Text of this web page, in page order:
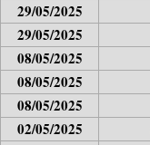
29/05/2025
29/05/2025
08/05/2025
08/05/2025
08/05/2025
02/05/2025